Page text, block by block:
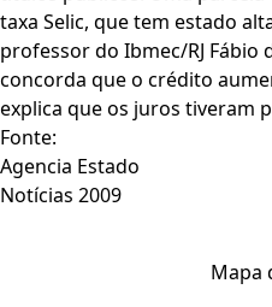
taxa Selic, que tem estado
professor do Ibmec/RJ Fábio
concorda que o crédito
explica que os juros tiveram
Fonte:
Agencia Estado
Notícias 2009
Mapa